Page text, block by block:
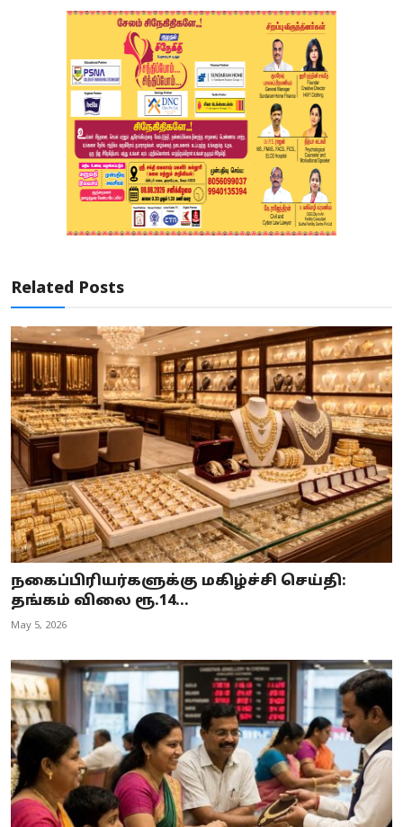
Related Posts
நகைப்பிரியர்களுக்கு மகிழ்ச்சி செய்தி:
தங்கம் விலை ரூ.14...
May 5, 2026